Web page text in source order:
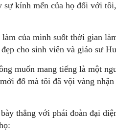
kính mến của họ đối với
của mình suốt thời gian
cho sinh viên và giáo sư
muốn mang tiếng là một
đổ mà tôi đã vội vàng
thẳng với phái đoàn đại